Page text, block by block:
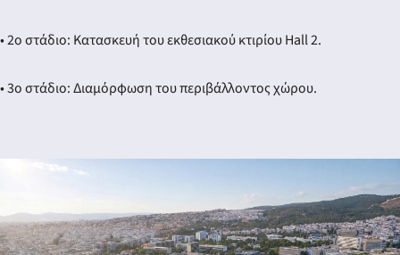
• 2ο στάδιο: Κατασκευή του εκθεσιακού κτιρίου Hall 2.
• 3ο στάδιο: Διαμόρφωση του περιβάλλοντος χώρου.